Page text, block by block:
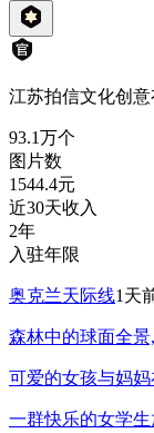
江苏拍信文化创意
93.1万个
图片数
1544.4元
近30天收入
2年
入驻年限
奥克兰天际线1天
森林中的球面全
可爱的女孩与妈
一群快乐的女学